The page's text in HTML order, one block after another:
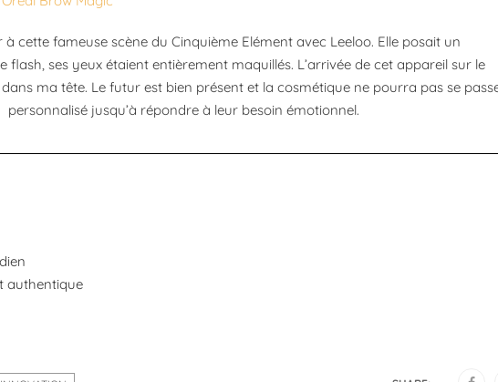
à cette fameuse scène du Cinquième Elément avec Leeloo. Elle posait un
ses yeux étaient entièrement maquillés. L’arrivée de cet appareil sur le
ma tête. Le futur est bien présent et la cosmétique ne pourra pas se
personnalisé jusqu’à répondre à leur besoin émotionnel.
authentique